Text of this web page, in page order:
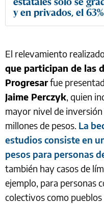
y en privados, el 63%
El relevamiento
que participan de las
Progresarfue
Jaime Perczyk, quien
mayor nivel de
millones de pesos. La
estudios consiste en
pesos para personas
también hay casos de
ejemplo, para personas
colectivos como